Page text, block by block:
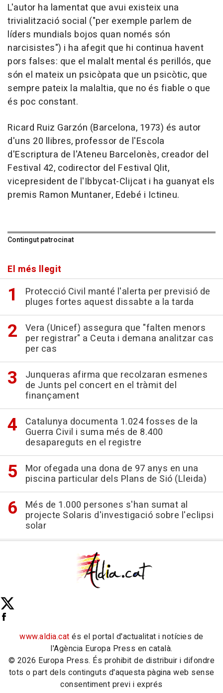
L'autor ha lamentat que avui existeix una
trivialització social ("per exemple parlem de
líders mundials bojos quan només són
narcisistes") i ha afegit que hi continua havent
pors falses: que el malalt mental és perillós, que
són el mateix un psicòpata que un psicòtic, que
sempre pateix la malaltia, que no és fiable o que
és poc constant.
Ricard Ruiz Garzón (Barcelona, 1973) és autor
d'uns 20 llibres, professor de l'Escola
d'Escriptura de l'Ateneu Barcelonès, creador del
Festival 42, codirector del Festival Qlit,
vicepresident de l'Ibbycat-Clijcat i ha guanyat els
premis Ramon Muntaner, Edebé i Ictineu.
Contingut patrocinat
El més llegit
Protecció Civil manté l'alerta per previsió de
pluges fortes aquest dissabte a la tarda
Vera (Unicef) assegura que "falten menors
per registrar" a Ceuta i demana analitzar cas
per cas
Junqueras afirma que recolzaran esmenes
de Junts pel concert en el tràmit del
finançament
Catalunya documenta 1.024 fosses de la
Guerra Civil i suma més de 8.400
desapareguts en el registre
Mor ofegada una dona de 97 anys en una
piscina particular dels Plans de Sió (Lleida)
Més de 1.000 persones s'han sumat al
projecte Solaris d'investigació sobre l'eclipsi
solar
www.aldia.cat és el portal d'actualitat i notícies de
l'Agència Europa Press en català.
© 2026 Europa Press. És prohibit de distribuir i difondre
tots o part dels continguts d'aquesta pàgina web sense
consentiment previ i exprés